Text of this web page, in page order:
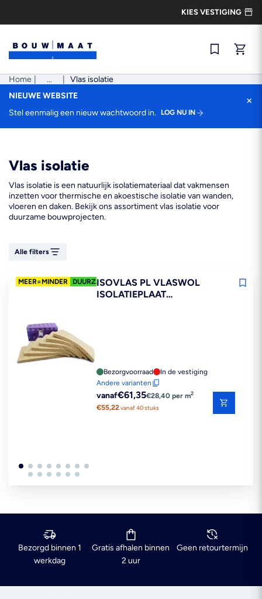
inhoud
KIES VESTIGING
Snel
Home ...
Pad
Vlas isolatie
NIEUWE WEBSITE
Stel eenmalig een nieuw wachtwoord in.
LOG NU IN
×
Vlas isolatie
Vlas isolatie is een natuurlijk isolatiemateriaal dat vakmensen
inzetten voor thermische en akoestische isolatie van wanden,
vloeren en daken. Bekijk ons assortiment vlas isolatie voor
duurzame bouwprojecten.
Alle filters
MEER=MINDER DUURZAAMISOVLAS PL VLASWOL
ISOLATIEPLAAT
Bezorgvoorraad
In de vestiging
Andere varianten
Reguliere
prijs
vanaf€61,35€28,40 per m2
€55,22vanaf 40 stuks
Bezorgd binnen 1
werkdag
Gratis afhalen binnen
2 uur
Geen retourtermijn